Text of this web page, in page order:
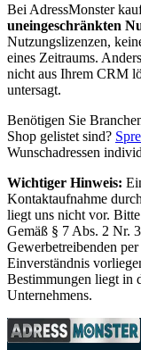
Bei AdressMonster
uneingeschränkten
Nutzungslizenzen,
eines Zeitraums.
nicht aus Ihrem CRM
untersagt.
Benötigen Sie
Shop gelistet sind?
Wunschadressen
Wichtiger Hinweis:
Kontaktaufnahme
liegt uns nicht vor.
Gemäß § 7 Abs. 2 Nr.
Gewerbetreibenden
Einverständnis
Bestimmungen liegt in
Unternehmens.